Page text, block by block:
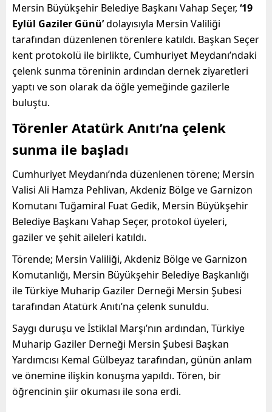
Mersin Büyükşehir Belediye Başkanı Vahap Seçer, ‘19
Eylül Gaziler Günü’dolayısıyla Mersin Valiliği
tarafından düzenlenen törenlere katıldı. Başkan Seçer
kent protokolü ile birlikte, Cumhuriyet Meydanı’ndaki
çelenk sunma töreninin ardından dernek ziyaretleri
yaptı ve son olarak da öğle yemeğinde gazilerle
buluştu.
Törenler Atatürk Anıtı’na çelenk
sunma ile başladı
Cumhuriyet Meydanı’nda düzenlenen törene; Mersin
Valisi Ali Hamza Pehlivan, Akdeniz Bölge ve Garnizon
Komutanı Tuğamiral Fuat Gedik, Mersin Büyükşehir
Belediye Başkanı Vahap Seçer, protokol üyeleri,
gaziler ve şehit aileleri katıldı.
Törende; Mersin Valiliği, Akdeniz Bölge ve Garnizon
Komutanlığı, Mersin Büyükşehir Belediye Başkanlığı
ile Türkiye Muharip Gaziler Derneği Mersin Şubesi
tarafından Atatürk Anıtı’na çelenk sunuldu.
Saygı duruşu ve İstiklal Marşı’nın ardından, Türkiye
Muharip Gaziler Derneği Mersin Şubesi Başkan
Yardımcısı Kemal Gülbeyaz tarafından, günün anlam
ve önemine ilişkin konuşma yapıldı. Tören, bir
öğrencinin şiir okuması ile sona erdi.